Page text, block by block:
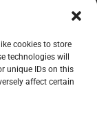
cookies to store
technologies will
unique IDs on this
affect certain
BR CA